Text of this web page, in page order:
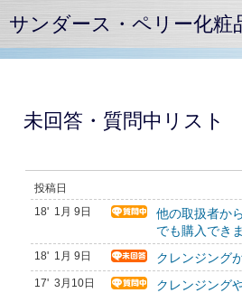
サンダース・ペリー化粧
未回答・質問中リスト
投稿日
18' 1月 9日
他の取扱者か
でも購入でき
18' 1月 9日 クレンジング
17' 3月10日
クレンジング